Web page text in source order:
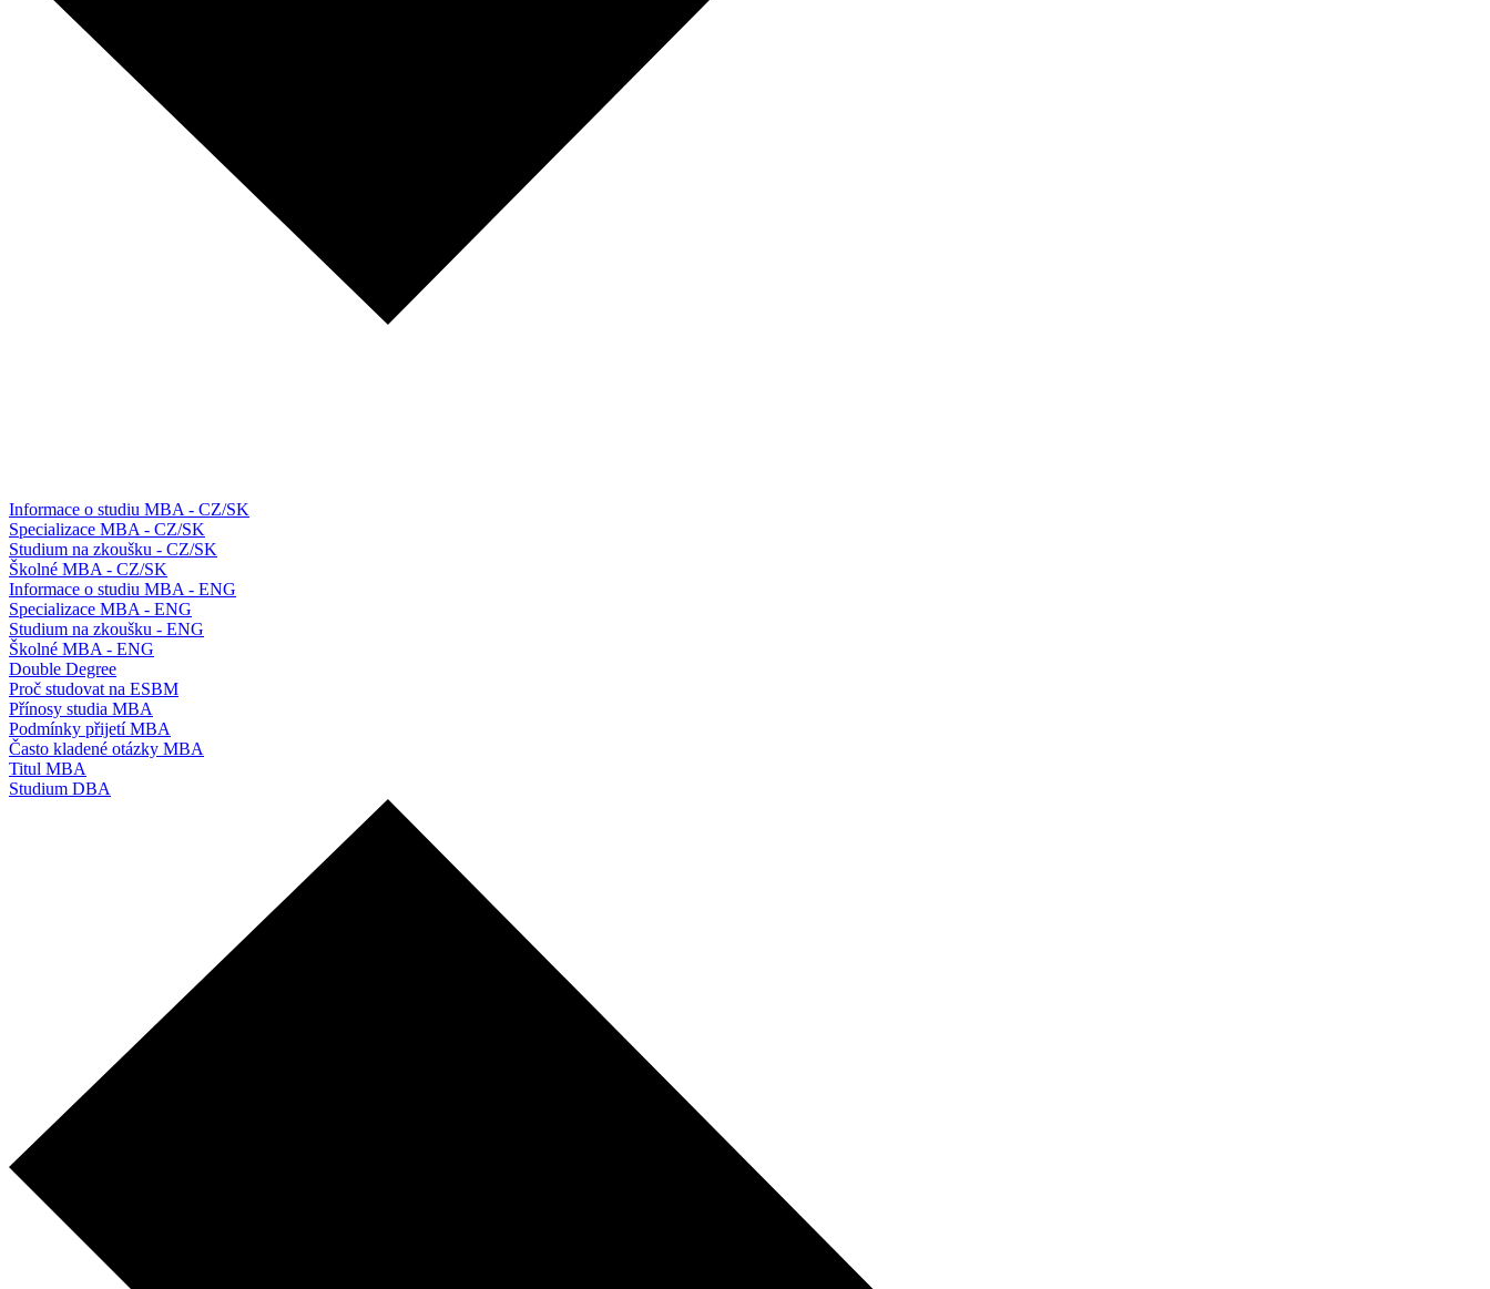
Informace o studiu MBA - CZ/SK
Specializace MBA - CZ/SK
Studium na zkoušku - CZ/SK
Školné MBA - CZ/SK
Informace o studiu MBA - ENG
Specializace MBA - ENG
Studium na zkoušku - ENG
Školné MBA - ENG
Double Degree
Proč studovat na ESBM
Přínosy studia MBA
Podmínky přijetí MBA
Často kladené otázky MBA
Titul MBA
Studium DBA